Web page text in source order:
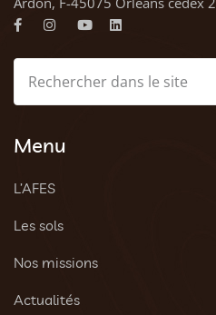
Menu
L’AFES
Les sols
Nos missions
Actualités